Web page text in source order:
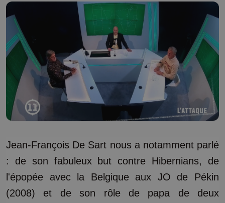
Jean-François De Sart nous a notamment parlé
: de son fabuleux but contre Hibernians, de
l'épopée avec la Belgique aux JO de Pékin
(2008) et de son rôle de papa de deux